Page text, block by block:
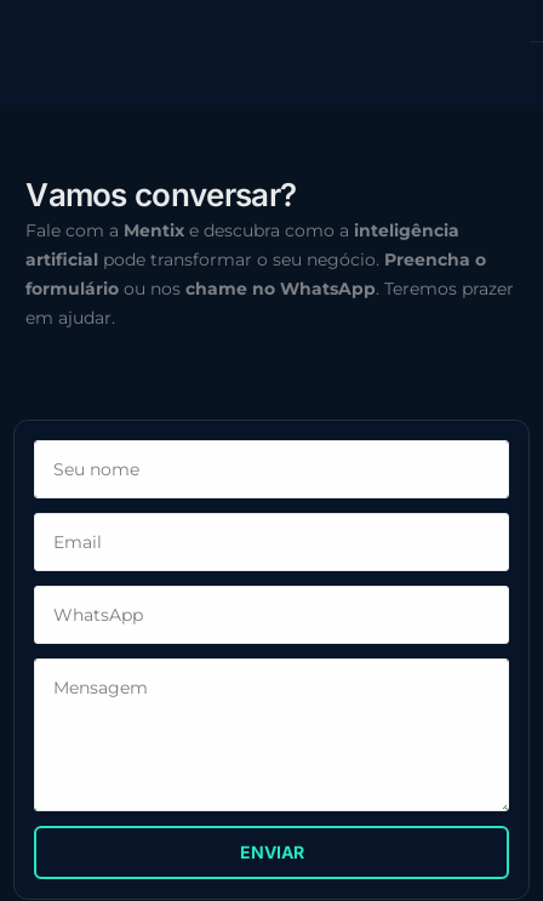
Vamos conversar?
Fale com a Mentix e descubra como a inteligência
artificial pode transformar o seu negócio. Preencha o
formulário ou noschame no WhatsApp. Teremos prazer
em ajudar.
ENVIAR